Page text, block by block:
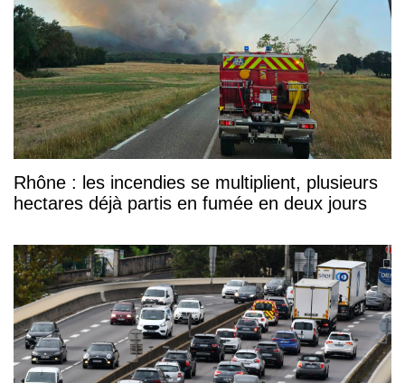
Rhône : les incendies se multiplient, plusieurs
hectares déjà partis en fumée en deux jours